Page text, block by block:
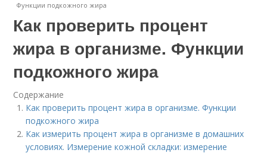
Функции подкожного жира
Как проверить процент
жира в организме. Функции
подкожного жира
Содержание
Как проверить процент жира в организме. Функции
подкожного жира
Как измерить процент жира в организме в домашних
условиях. Измерение кожной складки: измерение